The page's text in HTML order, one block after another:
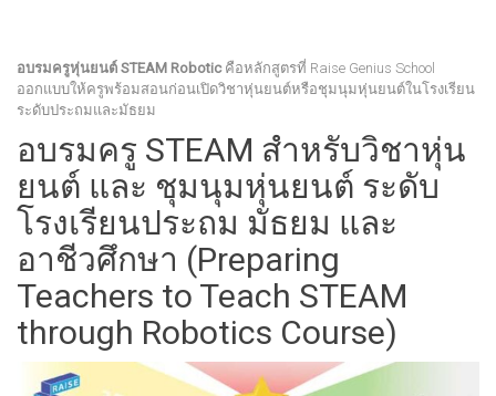
อบรมครูหุ่นยนต์ STEAM Roboticคือหลักสูตรที่ Raise Genius School
ออกแบบให้ครูพร้อมสอนก่อนเปิดวิชาหุ่นยนต์หรือชุมนุมหุ่นยนต์ในโรงเรียน
ระดับประถมและมัธยม
อบรมครู STEAM สำหรับวิชาหุ่น
ยนต์ และ ชุมนุมหุ่นยนต์ ระดับ
โรงเรียนประถม มัธยม และ
อาชีวศึกษา (Preparing
Teachers to Teach STEAM
through Robotics Course)